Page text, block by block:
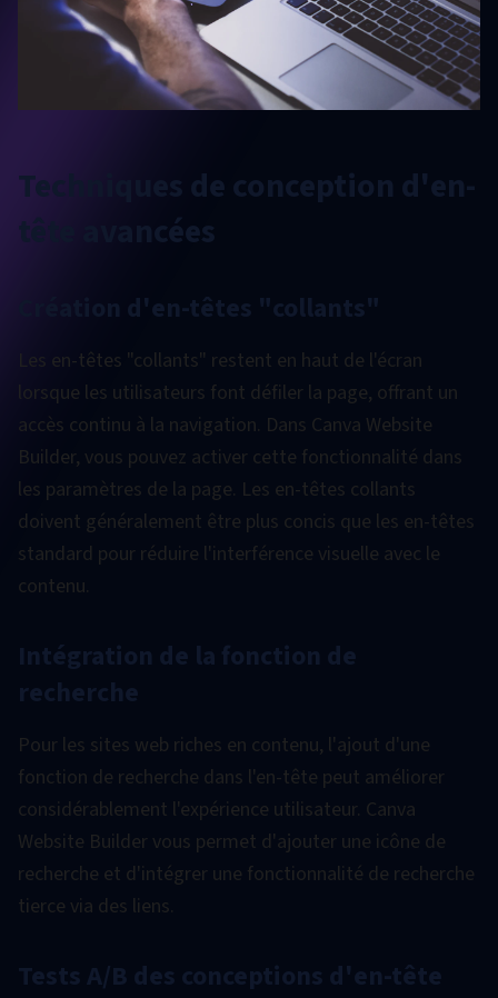
Techniques de conception d'en-
tête avancées
Création d'en-têtes "collants"
Les en-têtes "collants" restent en haut de l'écran
lorsque les utilisateurs font défiler la page, offrant un
accès continu à la navigation. Dans Canva Website
Builder, vous pouvez activer cette fonctionnalité dans
les paramètres de la page. Les en-têtes collants
doivent généralement être plus concis que les en-têtes
standard pour réduire l'interférence visuelle avec le
contenu.
Intégration de la fonction de
recherche
Pour les sites web riches en contenu, l'ajout d'une
fonction de recherche dans l'en-tête peut améliorer
considérablement l'expérience utilisateur. Canva
Website Builder vous permet d'ajouter une icône de
recherche et d'intégrer une fonctionnalité de recherche
tierce via des liens.
Tests A/B des conceptions d'en-tête